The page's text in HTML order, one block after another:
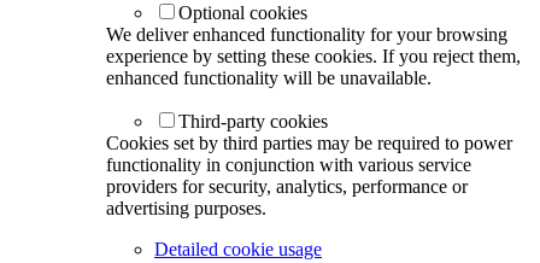
Optional cookies
We deliver enhanced functionality for your browsing
experience by setting these cookies. If you reject them,
enhanced functionality will be unavailable.
Third-party cookies
Cookies set by third parties may be required to power
functionality in conjunction with various service
providers for security, analytics, performance or
advertising purposes.
Detailed cookie usage